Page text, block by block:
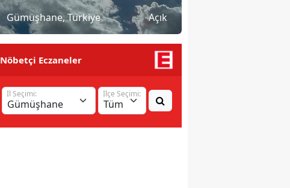
Gümüşhane, Türkiye Açık
Nöbetçi Eczaneler
İl Seçimi: İlçe Seçimi: